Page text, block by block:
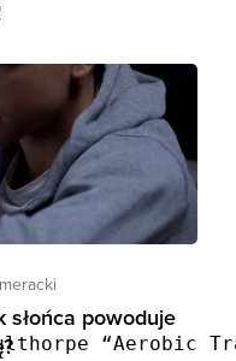
słońca powoduje